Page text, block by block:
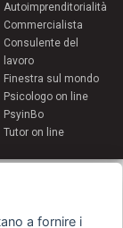
Autoimprenditorialità
Commercialista
Consulente del
lavoro
Finestra sul mondo
Psicologo on line
PsyinBo
Tutor on line
a fornire i